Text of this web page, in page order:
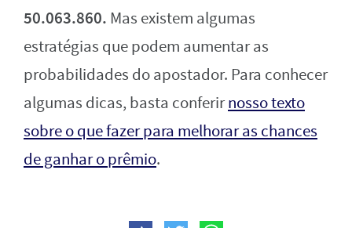
50.063.860. Mas existem algumas
estratégias que podem aumentar as
probabilidades do apostador. Para conhecer
algumas dicas, basta conferirnosso texto
sobre o que fazer para melhorar as chances
de ganhar o prêmio.